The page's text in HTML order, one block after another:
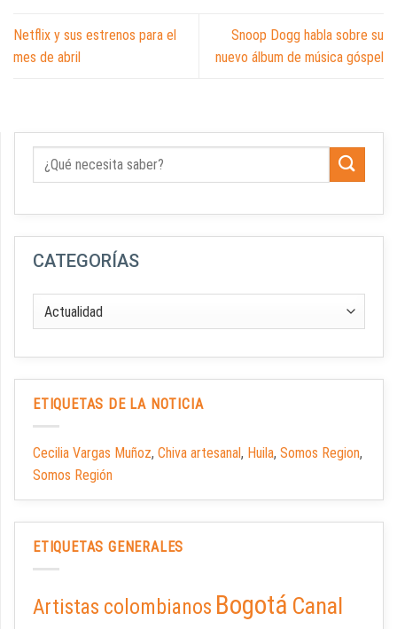
Netflix y sus estrenos para el
mes de abril
Snoop Dogg habla sobre su
nuevo álbum de música góspel
CATEGORÍAS
ETIQUETAS DE LA NOTICIA
Cecilia Vargas Muñoz, Chiva artesanal, Huila, Somos Region,
Somos Región
ETIQUETAS GENERALES
Artistas colombianos Bogotá Canal